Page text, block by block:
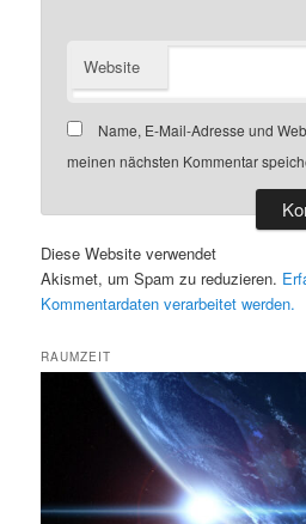
Website
Name, E-Mail-Adresse und
meinen nächsten Kommentar
Diese Website verwendet
Akismet, um Spam zu reduzieren.
Kommentardaten verarbeitet werden.
RAUMZEIT